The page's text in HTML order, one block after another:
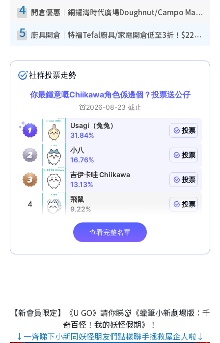
4 開倉優惠｜銅鑼灣時代廣場Doughnut/Campo Marzio開倉低至1折！背囊、書包、手袋劈價$200起
5 廚具開倉｜特福Tefal廚具/家電開倉低至3折！$220起買平底鍋/炒鑊/湯煲！電飯煲/吸塵機/燙斗$418起
【新會員限定】《U GO》請你睇👹《蠟筆小新劇場版：千
奇百怪！我的妖怪假期》！
↓一齊睇下小新同妖怪朋友們點樣聯手拯救屋企人啦↓